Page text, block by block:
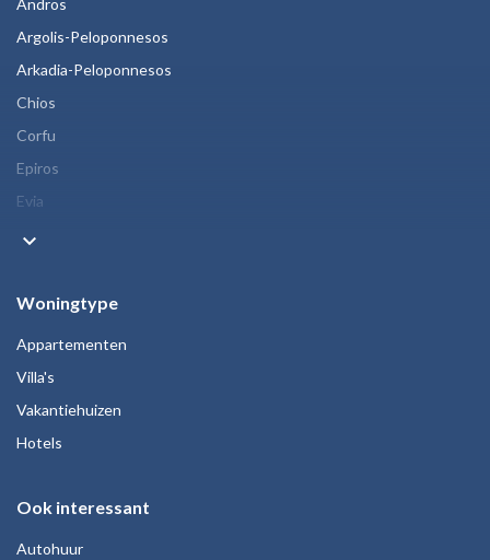
Andros
Argolis-Peloponnesos
Arkadia-Peloponnesos
Chios
Corfu
Epiros
Evia
keyboard_arrow_down
Woningtype
Appartementen
Villa's
Vakantiehuizen
Hotels
Ook interessant
Autohuur